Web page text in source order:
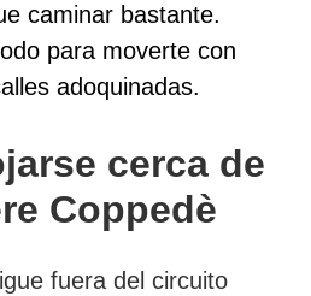
caminar bastante.
para moverte con
adoquinadas.
cerca de
Coppedè
fuera del circuito